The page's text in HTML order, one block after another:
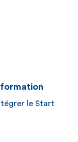
le Start